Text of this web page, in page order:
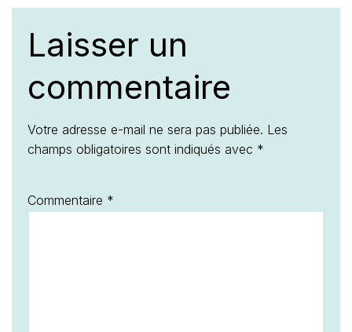
Laisser un
commentaire
Votre adresse e-mail ne sera pas publiée. Les
champs obligatoires sont indiqués avec *
Commentaire *